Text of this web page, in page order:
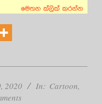
2020 In: Cartoon,